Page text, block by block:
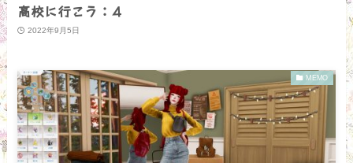
高校に行こう：４
2022年9月5日
MEMO